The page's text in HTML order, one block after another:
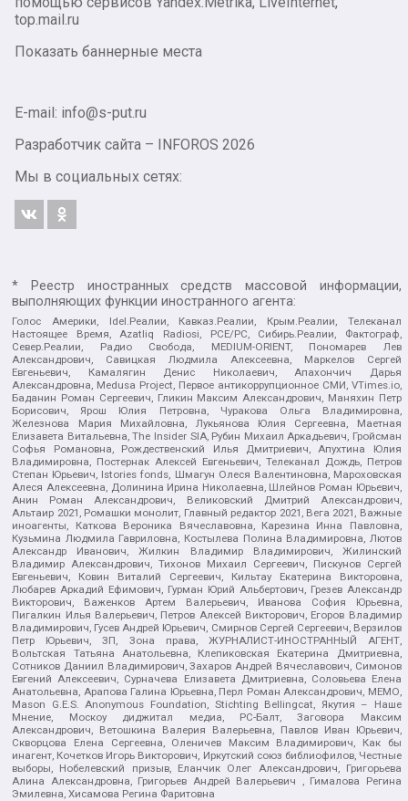
top.mail.ru
Показать баннерные места
E-mail: info@s-put.ru
Разработчик сайта –
INFOROS 2026
Мы в социальных сетях:
* Реестр иностранных средств массовой информации,
выполняющих функции иностранного агента:
Голос Америки, Idel.Реалии, Кавказ.Реалии, Крым.Реалии, Телеканал
Настоящее Время, Azatliq Radiosi, PCE/PC, Сибирь.Реалии, Фактограф,
Север.Реалии, Радио Свобода, MEDIUM-ORIENT, Пономарев Лев
Александрович, Савицкая Людмила Алексеевна, Маркелов Сергей
Евгеньевич, Камалягин Денис Николаевич, Апахончич Дарья
Александровна, Medusa Project, Первое антикоррупционное СМИ, VTimes.io,
Баданин Роман Сергеевич, Гликин Максим Александрович, Маняхин Петр
Борисович, Ярош Юлия Петровна, Чуракова Ольга Владимировна,
Железнова Мария Михайловна, Лукьянова Юлия Сергеевна, Маетная
Елизавета Витальевна, The Insider SIA, Рубин Михаил Аркадьевич, Гройсман
Софья Романовна, Рождественский Илья Дмитриевич, Апухтина Юлия
Владимировна, Постернак Алексей Евгеньевич, Телеканал Дождь, Петров
Степан Юрьевич, Istories fonds, Шмагун Олеся Валентиновна, Мароховская
Алеся Алексеевна, Долинина Ирина Николаевна, Шлейнов Роман Юрьевич,
Анин Роман Александрович, Великовский Дмитрий Александрович,
Альтаир 2021, Ромашки монолит, Главный редактор 2021, Вега 2021, Важные
иноагенты, Каткова Вероника Вячеславовна, Карезина Инна Павловна,
Кузьмина Людмила Гавриловна, Костылева Полина Владимировна, Лютов
Александр Иванович, Жилкин Владимир Владимирович, Жилинский
Владимир Александрович, Тихонов Михаил Сергеевич, Пискунов Сергей
Евгеньевич, Ковин Виталий Сергеевич, Кильтау Екатерина Викторовна,
Любарев Аркадий Ефимович, Гурман Юрий Альбертович, Грезев Александр
Викторович, Важенков Артем Валерьевич, Иванова София Юрьевна,
Пигалкин Илья Валерьевич, Петров Алексей Викторович, Егоров Владимир
Владимирович, Гусев Андрей Юрьевич, Смирнов Сергей Сергеевич, Верзилов
Петр Юрьевич, ЗП, Зона права, ЖУРНАЛИСТ-ИНОСТРАННЫЙ АГЕНТ,
Вольтская Татьяна Анатольевна, Клепиковская Екатерина Дмитриевна,
Сотников Даниил Владимирович, Захаров Андрей Вячеславович, Симонов
Евгений Алексеевич, Сурначева Елизавета Дмитриевна, Соловьева Елена
Анатольевна, Арапова Галина Юрьевна, Перл Роман Александрович, МЕМО,
Mason G.E.S. Anonymous Foundation, Stichting Bellingcat, Якутия – Наше
Мнение, Москоу диджитал медиа, РС-Балт, Заговора Максим
Александрович, Ветошкина Валерия Валерьевна, Павлов Иван Юрьевич,
Скворцова Елена Сергеевна, Оленичев Максим Владимирович, Как бы
инагент, Кочетков Игорь Викторович, Иркутский союз библиофилов, Честные
выборы, Нобелевский призыв, Еланчик Олег Александрович, Григорьева
Алина Александровна, Григорьев Андрей Валерьевич , Гималова Регина
Эмилевна, Хисамова Регина Фаритовна